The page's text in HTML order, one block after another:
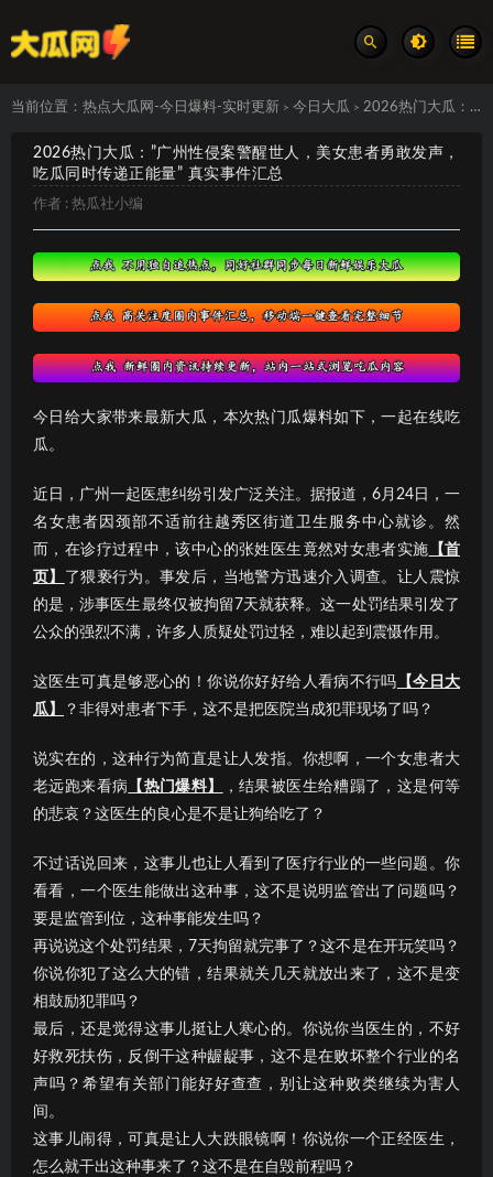
当前位置： 热点大瓜网-今日爆料-实时更新 > 今日大瓜 > 2026热门大瓜：”广州性侵案警醒世人，美女患者勇敢发声，吃瓜同时传递正能量” 真实事件汇总
2026热门大瓜：”广州性侵案警醒世人，美女患者勇敢发声，
吃瓜同时传递正能量” 真实事件汇总
作者 : 热瓜社小编
今日给大家带来最新大瓜，本次热门瓜爆料如下，一起在线吃
瓜。
近日，广州一起医患纠纷引发广泛关注。据报道，6月24日，一
名女患者因颈部不适前往越秀区街道卫生服务中心就诊。然
而，在诊疗过程中，该中心的张姓医生竟然对女患者实施 【首
页】 了猥亵行为。事发后，当地警方迅速介入调查。让人震惊
的是，涉事医生最终仅被拘留7天就获释。这一处罚结果引发了
公众的强烈不满，许多人质疑处罚过轻，难以起到震慑作用。
这医生可真是够恶心的！你说你好好给人看病不行吗 【今日大
瓜】
？非得对患者下手，这不是把医院当成犯罪现场了吗？
说实在的，这种行为简直是让人发指。你想啊，一个女患者大
老远跑来看病 【热门爆料】
，结果被医生给糟蹋了，这是何等
的悲哀？这医生的良心是不是让狗给吃了？
不过话说回来，这事儿也让人看到了医疗行业的一些问题。你
看看，一个医生能做出这种事，这不是说明监管出了问题吗？
要是监管到位，这种事能发生吗？
再说说这个处罚结果，7天拘留就完事了？这不是在开玩笑吗？
你说你犯了这么大的错，结果就关几天就放出来了，这不是变
相鼓励犯罪吗？
最后，还是觉得这事儿挺让人寒心的。你说你当医生的，不好
好救死扶伤，反倒干这种龌龊事，这不是在败坏整个行业的名
声吗？希望有关部门能好好查查，别让这种败类继续为害人
间。
这事儿闹得，可真是让人大跌眼镜啊！你说你一个正经医生，
怎么就干出这种事来了？这不是在自毁前程吗？